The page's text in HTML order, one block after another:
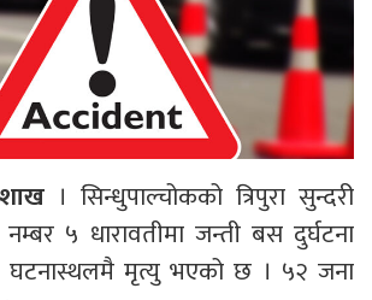
। सिन्धुपाल्चोकको त्रिपुरा सुन्दरी
५ धारावतीमा जन्ती बस दुर्घटना
घटनास्थलमै मृत्यु भएको छ । ५२ जना